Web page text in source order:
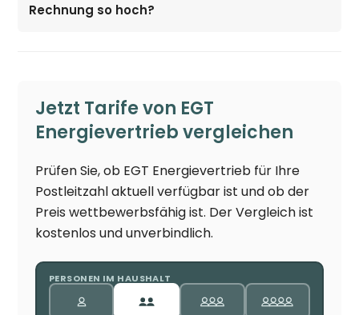
Rechnung so hoch?
Jetzt Tarife von EGT
Energievertrieb vergleichen
Prüfen Sie, ob EGT Energievertrieb für Ihre
Postleitzahl aktuell verfügbar ist und ob der
Preis wettbewerbsfähig ist. Der Vergleich ist
kostenlos und unverbindlich.
PERSONEN IM HAUSHALT